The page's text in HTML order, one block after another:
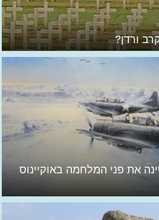
ורדן?
את פני המלחמה באוקיינוס